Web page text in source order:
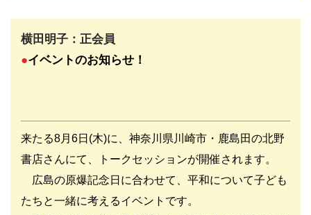
横田明子：正会員
●イベントのお知らせ ！
来たる8月 6日 (木)に、神奈川県川崎市・鹿島田の北野
書店さんにて、トークセッションが開催されます。
広島の原爆記念日に合わせて、平和について子ども
たちと一緒に考えるイベントです。